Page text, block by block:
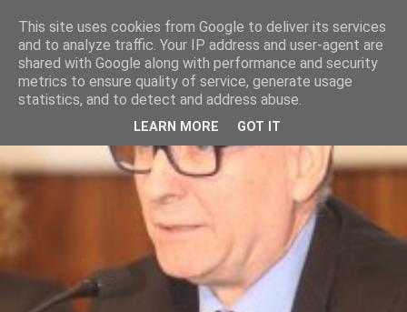
This site uses cookies from Google to deliver its services
and to analyze traffic. Your IP address and user-agent are
shared with Google along with performance and security
metrics to ensure quality of service, generate usage
statistics, and to detect and address abuse.
LEARN MORE GOT IT